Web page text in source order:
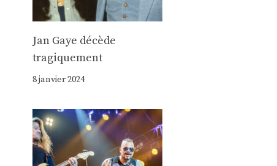
Jan Gaye décède
tragiquement
8 janvier 2024